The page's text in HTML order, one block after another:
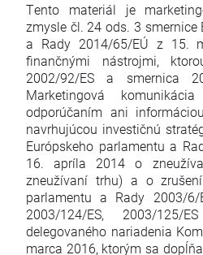
Tento materiál je
zmysle čl. 24 ods. 3 smernice
a Rady 2014/65/EÚ z 15.
finančnými nástrojmi,
2002/92/ES a smernica
Marketingová
odporúčaním ani
navrhujúcou investičnú
Európskeho parlamentu a
16. apríla 2014 o
zneužívaní trhu) a o
parlamentu a Rady 2003/
2003/124/ES, 2003/
delegovaného nariadenia
marca 2016, ktorým sa